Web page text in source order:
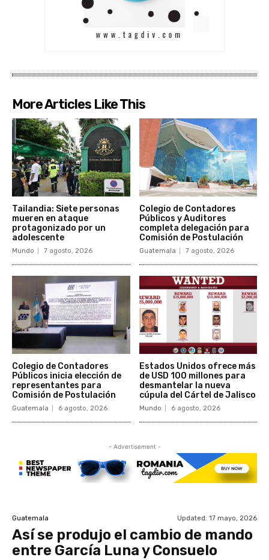
More Articles Like This
Tailandia: Siete personas
mueren en ataque
protagonizado por un
adolescente
Mundo 7 agosto, 2026
Colegio de Contadores
Públicos y Auditores
completa delegación para
Comisión de Postulación
Guatemala 7 agosto, 2026
Colegio de Contadores
Públicos inicia elección de
representantes para
Comisión de Postulación
Guatemala 6 agosto, 2026
Estados Unidos ofrece más
de USD 100 millones para
desmantelar la nueva
cúpula del Cártel de Jalisco
Mundo 6 agosto, 2026
- Advertisement -